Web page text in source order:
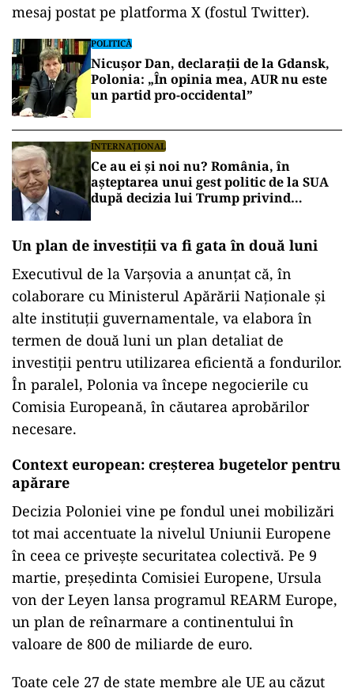
mesaj postat pe platforma X (fostul Twitter).
POLITICĂ
Nicușor Dan, declarații de la Gdansk,
Polonia: „În opinia mea, AUR nu este
un partid pro-occidental”
INTERNAȚIONAL
Ce au ei şi noi nu? România, în
așteptarea unui gest politic de la SUA
după decizia lui Trump privind
Un plan de investiții va fi gata în două luni
Executivul de la Varșovia a anunțat că, în
colaborare cu Ministerul Apărării Naționale și
alte instituții guvernamentale, va elabora în
termen de două luni un plan detaliat de
investiții pentru utilizarea eficientă a fondurilor.
În paralel, Polonia va începe negocierile cu
Comisia Europeană, în căutarea aprobărilor
necesare.
Context european: creșterea bugetelor pentru
apărare
Decizia Poloniei vine pe fondul unei mobilizări
tot mai accentuate la nivelul Uniunii Europene
în ceea ce privește securitatea colectivă. Pe 9
martie, președinta Comisiei Europene, Ursula
von der Leyen lansa programul REARM Europe,
un plan de reînarmare a continentului în
valoare de 800 de miliarde de euro.
Toate cele 27 de state membre ale UE au căzut